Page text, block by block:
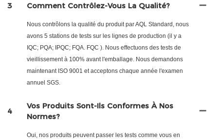
3 Comment Contrôlez-Vous La Qualité?
Nous contrôlons la qualité du produit par AQL Standard, nous
avons 5 stations de tests sur les lignes de production (il y a
IQC; PQA; IPQC; FQA. FQC ). Nous effectuons des tests de
vieillissement à 100% avant l'emballage. Nous demandons
maintenant ISO 9001 et acceptons chaque année l'examen
annuel SGS.
4
Vos Produits Sont-Ils Conformes À Nos
Normes?
Oui, nos produits peuvent passer les tests comme vous en